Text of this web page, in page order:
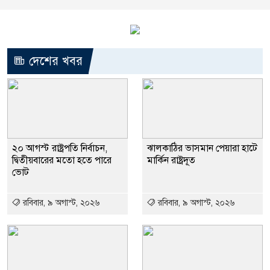
দেশের খবর
২০ আগস্ট রাষ্ট্রপতি নির্বাচন,
দ্বিতীয়বারের মতো হতে পারে
ভোট
রবিবার, ৯ অগাস্ট, ২০২৬
ঝালকাঠির ভাসমান পেয়ারা হাটে
মার্কিন রাষ্ট্রদূত
রবিবার, ৯ অগাস্ট, ২০২৬